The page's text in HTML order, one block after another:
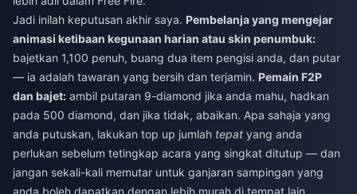
Jadi inilah keputusan akhir saya. Pembelanja yang mengejar
animasi ketibaan kegunaan harian atau skin penumbuk:
bajetkan 1,100 penuh, buang dua item pengisi anda, dan putar
— ia adalah tawaran yang bersih dan terjamin. Pemain F2P
dan bajet: ambil putaran 9-diamond jika anda mahu, hadkan
pada 500 diamond, dan jika tidak, abaikan. Apa sahaja yang
anda putuskan, lakukan top up jumlah tepat yang anda
perlukan sebelum tetingkap acara yang singkat ditutup — dan
jangan sekali-kali memutar untuk ganjaran sampingan yang